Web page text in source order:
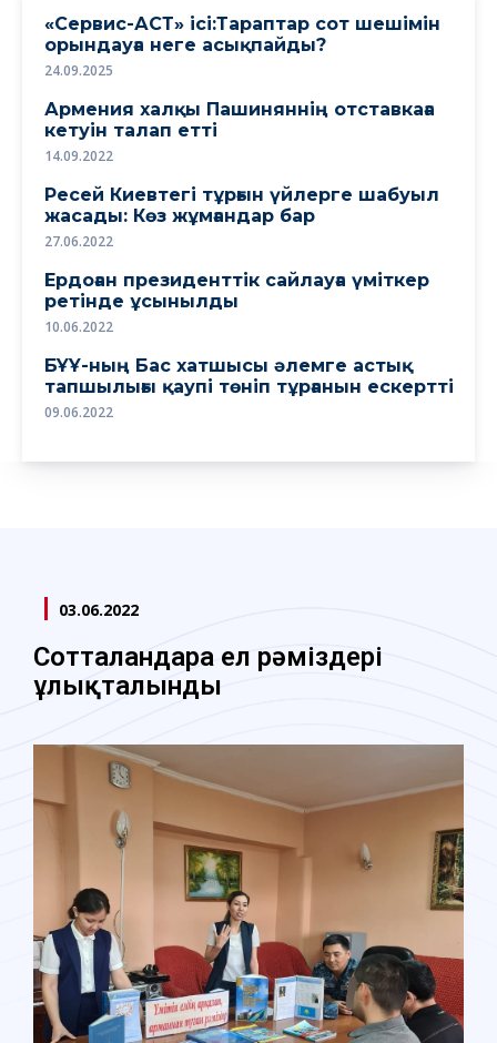
«Сервис-АСТ» ісі:Тараптар сот шешімін
орындауға неге асықпайды?
24.09.2025
Армения халқы Пашиняннің отставкаға
кетуін талап етті
14.09.2022
Ресей Киевтегі тұрғын үйлерге шабуыл
жасады: Көз жұмғандар бар
27.06.2022
Ердоған президенттік сайлауға үміткер
ретінде ұсынылды
10.06.2022
БҰҰ-ның Бас хатшысы әлемге астық
тапшылығы қаупі төніп тұрғанын ескертті
09.06.2022